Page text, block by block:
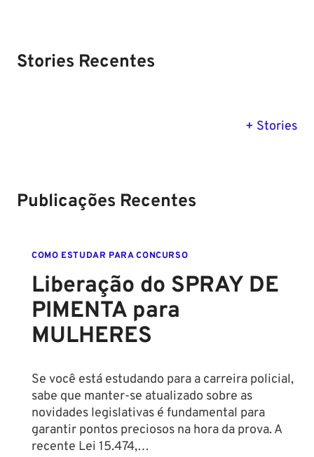
Stories Recentes
+ Stories
MG:
Publicações Recentes
COMO ESTUDAR PARA CONCURSO
Liberação do SPRAY DE
PIMENTA para
MULHERES
Se você está estudando para a carreira policial,
sabe que manter-se atualizado sobre as
novidades legislativas é fundamental para
garantir pontos preciosos na hora da prova. A
recente Lei 15.474,…